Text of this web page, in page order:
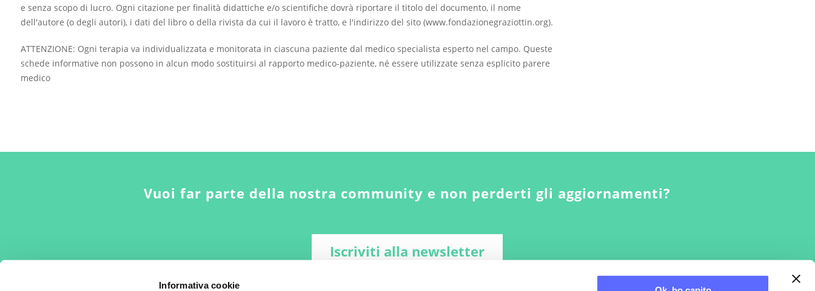
Informativa cookie
e senza scopo di lucro. Ogni citazione per finalità didattiche e/o scientifiche dovrà riportare il titolo del documento, il nome
dell'autore (o degli autori), i dati del libro o della rivista da cui il lavoro è tratto, e l'indirizzo del sito (www.fondazionegraziottin.org).
ATTENZIONE: Ogni terapia va individualizzata e monitorata in ciascuna paziente dal medico specialista esperto nel campo. Queste
schede informative non possono in alcun modo sostituirsi al rapporto medico-paziente, né essere utilizzate senza esplicito parere
medico
Vuoi far parte della nostra community e non perderti gli aggiornamenti?
Iscriviti alla newsletter